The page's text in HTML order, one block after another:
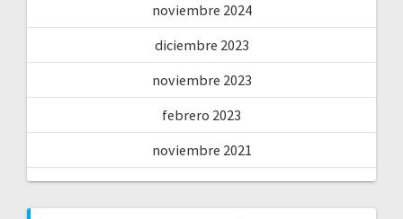
noviembre 2024
diciembre 2023
noviembre 2023
febrero 2023
noviembre 2021